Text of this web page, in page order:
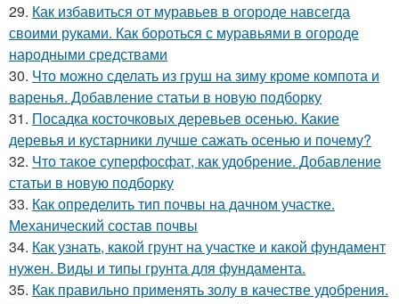
29. Как избавиться от муравьев в огороде навсегда
своими руками. Как бороться с муравьями в огороде
народными средствами
30. Что можно сделать из груш на зиму кроме компота и
варенья. Добавление статьи в новую подборку
31. Посадка косточковых деревьев осенью. Какие
деревья и кустарники лучше сажать осенью и почему?
32. Что такое суперфосфат, как удобрение. Добавление
статьи в новую подборку
33. Как определить тип почвы на дачном участке.
Механический состав почвы
34. Как узнать, какой грунт на участке и какой фундамент
нужен. Виды и типы грунта для фундамента.
35. Как правильно применять золу в качестве удобрения.